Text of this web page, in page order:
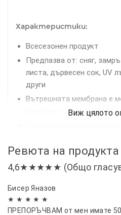
Характеристики:
Всесезонен продукт
Предпазва от: сняг,
листа, дървесен сок, UV
други
Вътрешната мембрана е
превозното средство
Множество механизми за
автомобила – ластична
Дължина: 443-463см.
Височина: 150-160см.
Ревюта на продукта
4,6★★★★★ (Общо
Бисер Яназов
★ ★ ★ ★ ★
ПРЕПОРЪЧВАМ от мен имате 50